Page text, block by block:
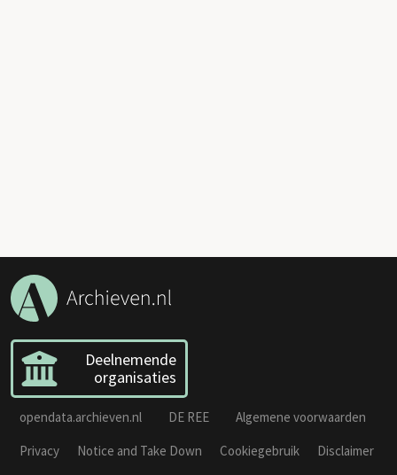
Deelnemende
organisaties
opendata.archieven.nl DE REE
Algemene voorwaarden
Privacy
Notice and Take Down Cookiegebruik
Disclaimer